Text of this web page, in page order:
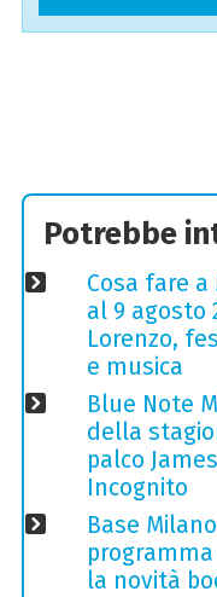
Potrebbe
Cosa fare
al 9 agosto
Lorenzo,
e musica
Blue Note
della
palco
Incognito
Base
la novità